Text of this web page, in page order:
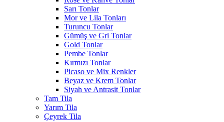
Sarı Tonlar
Mor ve Lila Tonları
Turuncu Tonlar
Gümüş ve Gri Tonlar
Gold Tonlar
Pembe Tonlar
Kırmızı Tonlar
Picaso ve Mix Renkler
Beyaz ve Krem Tonlar
Siyah ve Antrasit Tonlar
Tam Tila
Yarım Tila
Çeyrek Tila